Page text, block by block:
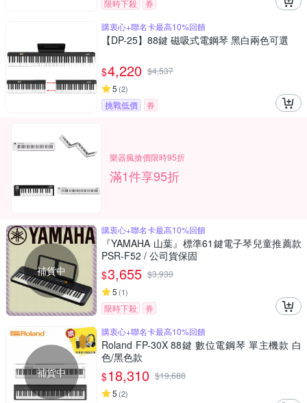
限時下殺
券
購衷心+聯名卡最高10%回饋
【DP-25】88鍵 磁吸式電鋼琴 黑白兩色可選
$4,220 $4,537
5 (2)
挑戰低價 券
樂器瘋搶價限時95折
滿1件享95折
補貨中
購衷心+聯名卡最高10%回饋
『YAMAHA 山葉』標準61鍵電子琴兒童推薦款
PSR-F52 / 公司貨保固
$3,655 $3,930
5 (1)
限時下殺 券
補貨中
購衷心+聯名卡最高10%回饋
Roland FP-30X 88鍵 數位電鋼琴 單主機款 白
色/黑色款
$18,310 $19,688
5 (2)